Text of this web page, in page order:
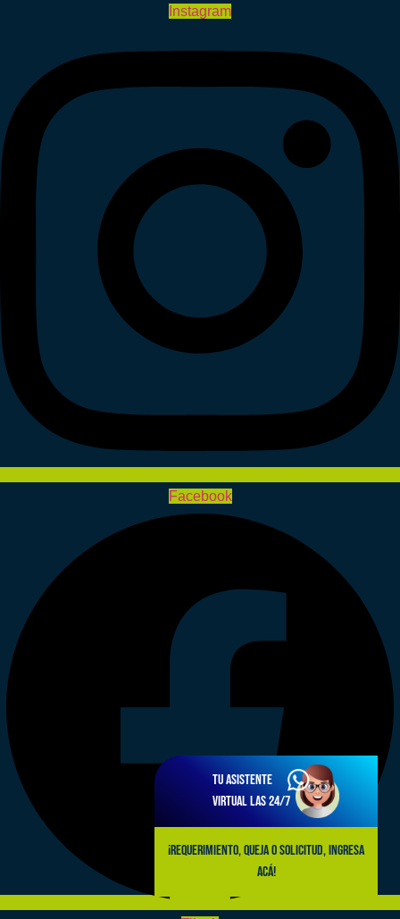
Tu asistente
virtual las 24/7
¡Requerimiento, queja o solicitud, ingresa
acá!
Instagram
Facebook